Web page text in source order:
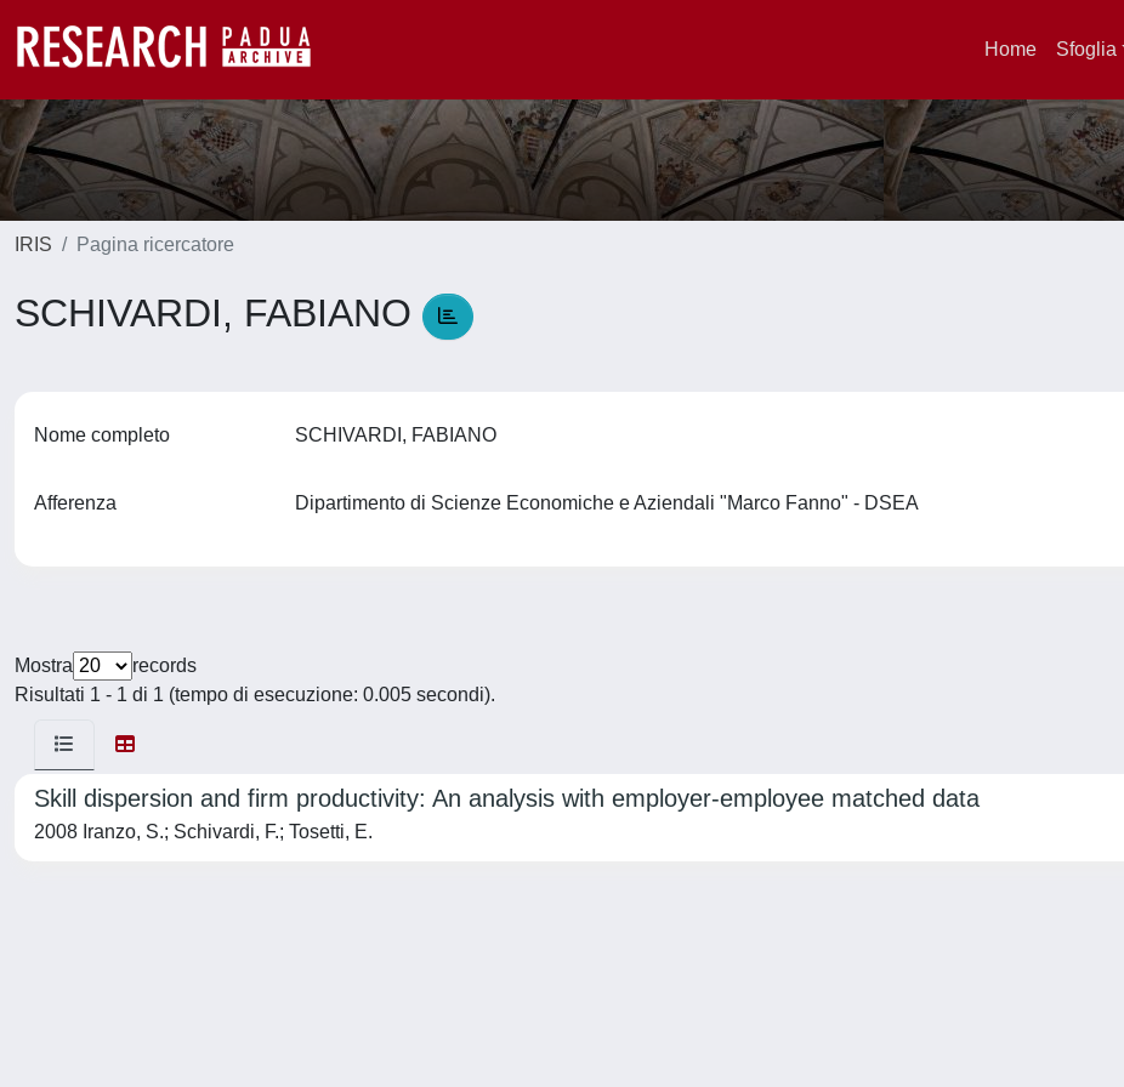
Home Sfoglia
IRIS Pagina ricercatore
SCHIVARDI, FABIANO
Nome completo SCHIVARDI, FABIANO
Afferenza Dipartimento di Scienze Economiche e Aziendali "Marco Fanno" - DSEA
Mostra
records
Risultati 1 - 1 di 1 (tempo di esecuzione: 0.005 secondi).
Skill dispersion and firm productivity: An analysis with employer-employee matched data
2008 Iranzo, S.; Schivardi, F.; Tosetti, E.